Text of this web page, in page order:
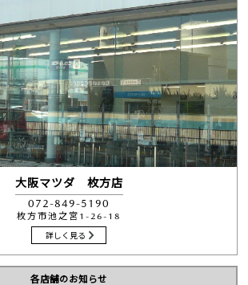
大阪マツダ 枚方店
072-849-5190
枚方市池之宮1-26-18
詳しく見る
各店舗のお知らせ